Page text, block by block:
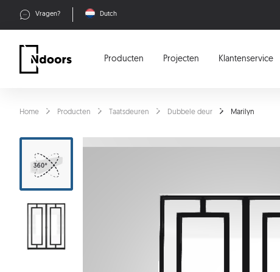
Vragen? Dutch
Producten Projecten Klantenservice
Home Producten Taatsdeuren Dubbele deur Marilyn